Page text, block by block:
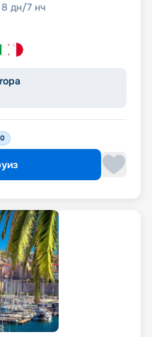
8 дн/7 нч